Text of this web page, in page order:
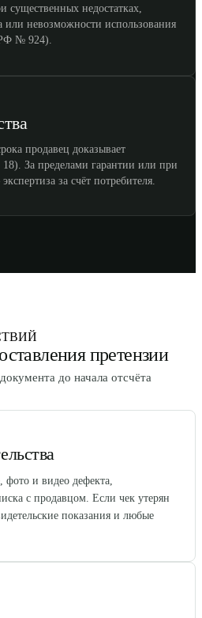
существенных недостатках,
или невозможности использования
№ 924).
продавец доказывает
18). За пределами гарантии или при
за счёт потребителя.
претензии
до начала отсчёта
фото и видео дефекта,
с продавцом. Если чек утерян
показания и любые